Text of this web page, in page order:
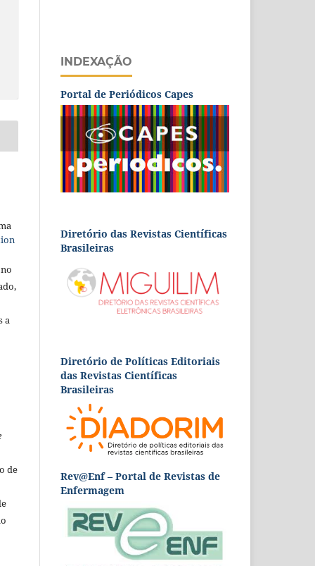
a
de
INDEXAÇÃO
Portal de Periódicos Capes
Diretório das Revistas Científicas
Brasileiras
Diretório de Políticas Editoriais
das Revistas Científicas
Brasileiras
Rev@Enf – Portal de Revistas de
Enfermagem